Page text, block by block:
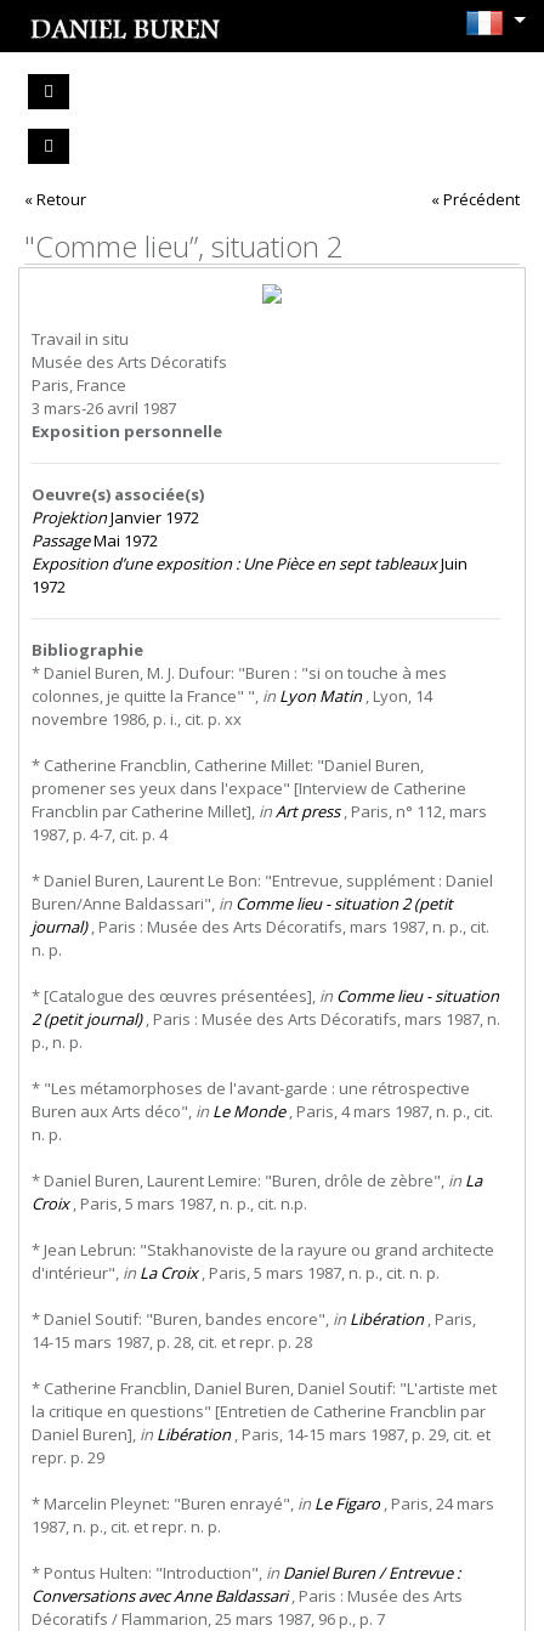
« Retour « Précédent
"Comme lieu”, situation 2
Travail in situ
Musée des Arts Décoratifs
Paris, France
3 mars-26 avril 1987
Exposition personnelle
Oeuvre(s) associée(s)
ProjektionJanvier 1972
PassageMai 1972
Exposition d’une exposition : Une Pièce en sept tableauxJuin
1972
Bibliographie
* Daniel Buren, M. J. Dufour: "Buren : "si on touche à mes
colonnes, je quitte la France" ", in Lyon Matin, Lyon, 14
novembre 1986, p. i., cit. p. xx
* Catherine Francblin, Catherine Millet: "Daniel Buren,
promener ses yeux dans l'expace" [Interview de Catherine
Francblin par Catherine Millet], inArt press, Paris, n° 112, mars
1987, p. 4-7, cit. p. 4
* Daniel Buren, Laurent Le Bon: "Entrevue, supplément : Daniel
Buren/Anne Baldassari", in Comme lieu - situation 2 (petit
journal), Paris : Musée des Arts Décoratifs, mars 1987, n. p., cit.
n. p.
* [Catalogue des œuvres présentées], in Comme lieu - situation
2 (petit journal), Paris : Musée des Arts Décoratifs, mars 1987, n.
p., n. p.
* "Les métamorphoses de l'avant-garde : une rétrospective
Buren aux Arts déco", in Le Monde, Paris, 4 mars 1987, n. p., cit.
n. p.
* Daniel Buren, Laurent Lemire: "Buren, drôle de zèbre", in La
Croix, Paris, 5 mars 1987, n. p., cit. n.p.
* Jean Lebrun: "Stakhanoviste de la rayure ou grand architecte
d'intérieur", in La Croix, Paris, 5 mars 1987, n. p., cit. n. p.
* Daniel Soutif: "Buren, bandes encore", in Libération, Paris,
14-15 mars 1987, p. 28, cit. et repr. p. 28
* Catherine Francblin, Daniel Buren, Daniel Soutif: "L'artiste met
la critique en questions" [Entretien de Catherine Francblin par
Daniel Buren], in Libération, Paris, 14-15 mars 1987, p. 29, cit. et
repr. p. 29
* Marcelin Pleynet: "Buren enrayé", in Le Figaro, Paris, 24 mars
1987, n. p., cit. et repr. n. p.
* Pontus Hulten: "Introduction", in Daniel Buren / Entrevue :
Conversations avec Anne Baldassari, Paris : Musée des Arts
Décoratifs / Flammarion, 25 mars 1987, 96 p., p. 7